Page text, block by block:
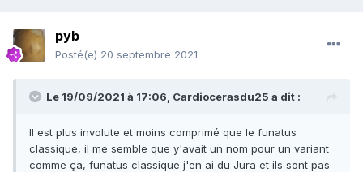
niveau est argileux voir remanié dans le "banc 1" du
callovien et on trouve des énoormes (record 42 cm) et en
pyb
Posté(e) 20 septembre 2021
Le 19/09/2021 à 17:06, Cardiocerasdu25 a dit :
Il est plus involute et moins comprimé que le funatus
classique, il me semble que y'avait un nom pour un variant
comme ça, funatus classique j'en ai du Jura et ils sont pas